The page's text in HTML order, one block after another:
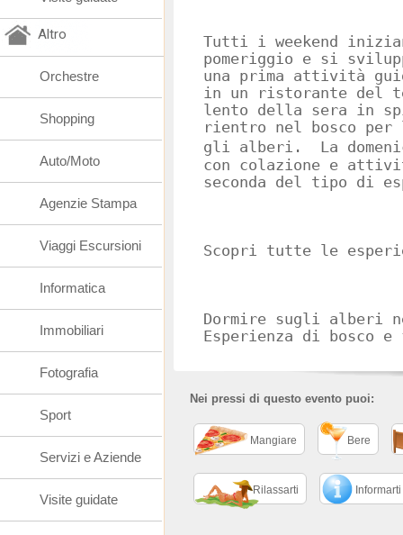
Tutti i weekend
pomeriggio e si
una prima attività
in un ristorante del
lento della sera in
rientro nel bosco per
gli alberi. La
con colazione e
seconda del tipo di
Scopri tutte le
Dormire sugli alberi
Esperienza di bosco
Nei pressi di questo evento puoi:
Mangiare Bere
Rilassarti Informarti
Altro
Orchestre
Shopping
Auto/Moto
Agenzie Stampa
Viaggi Escursioni
Informatica
Immobiliari
Fotografia
Sport
Servizi e Aziende
Visite guidate